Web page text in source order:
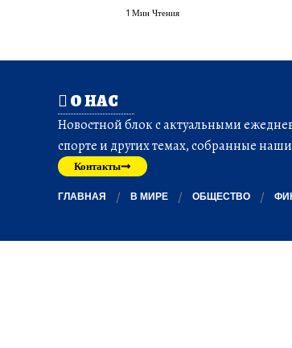
1 Мин Чтения
О НАС
Новостной блок с актуальными
спорте и других темах, собранные
Контакты
ГЛАВНАЯ В МИРЕ ОБЩЕСТВО